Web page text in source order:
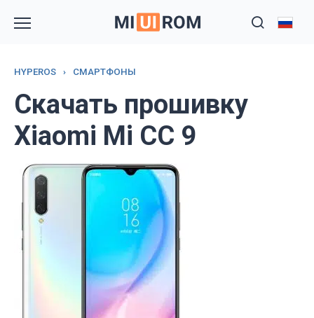
HYPEROS › СМАРТФОНЫ
Скачать прошивку
Xiaomi Mi CC 9